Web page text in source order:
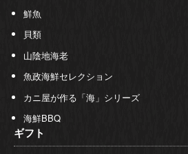
鮮魚
貝類
山陰地海老
魚政海鮮セレクション
カニ屋が作る「海」シリーズ
海鮮BBQ
ギフト